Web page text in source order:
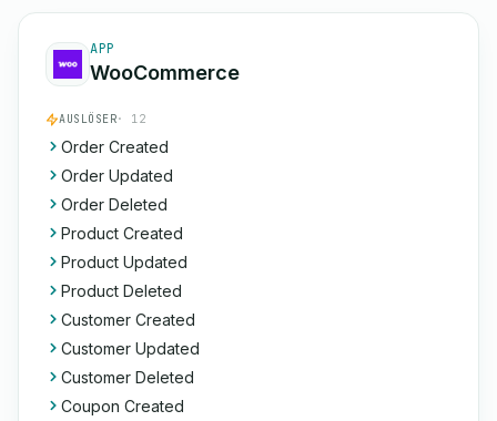
APP
WooCommerce
AUSLÖSER· 12
Order Created
Order Updated
Order Deleted
Product Created
Product Updated
Product Deleted
Customer Created
Customer Updated
Customer Deleted
Coupon Created